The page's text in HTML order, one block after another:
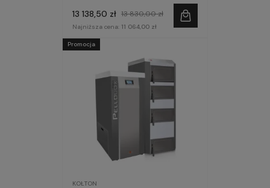
13 138,50 zł 13 830,00 zł
Najniższa cena: 11 064,00 zł
KOŁTON
Promocja